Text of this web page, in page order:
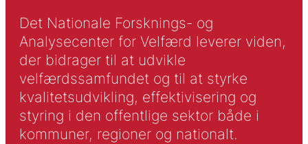
Det Nationale Forsknings- og
Analysecenter for Velfærd leverer viden,
der bidrager til at udvikle
velfærdssamfundet og til at styrke
kvalitetsudvikling, effektivisering og
styring i den offentlige sektor både i
kommuner, regioner og nationalt.